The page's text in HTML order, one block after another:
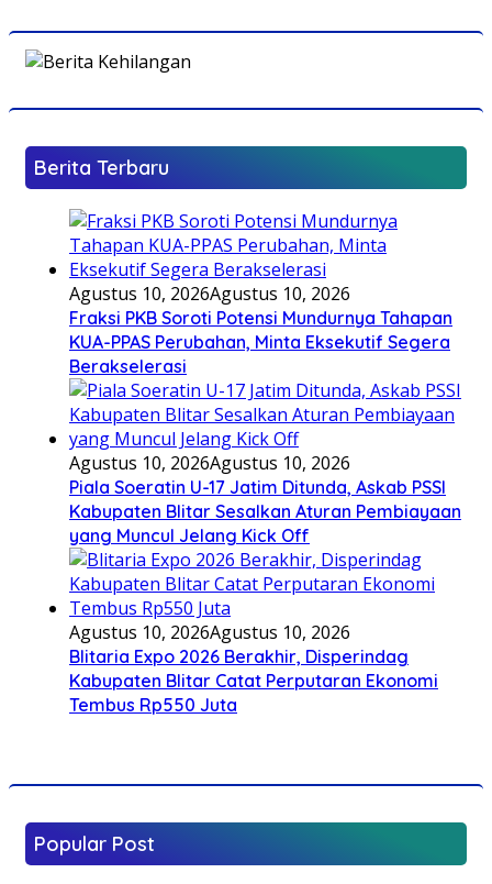
Berita Terbaru
Agustus 10, 2026Agustus 10, 2026
Fraksi PKB Soroti Potensi Mundurnya Tahapan
KUA-PPAS Perubahan, Minta Eksekutif Segera
Berakselerasi
Agustus 10, 2026Agustus 10, 2026
Piala Soeratin U-17 Jatim Ditunda, Askab PSSI
Kabupaten Blitar Sesalkan Aturan Pembiayaan
yang Muncul Jelang Kick Off
Agustus 10, 2026Agustus 10, 2026
Blitaria Expo 2026 Berakhir, Disperindag
Kabupaten Blitar Catat Perputaran Ekonomi
Tembus Rp550 Juta
Popular Post